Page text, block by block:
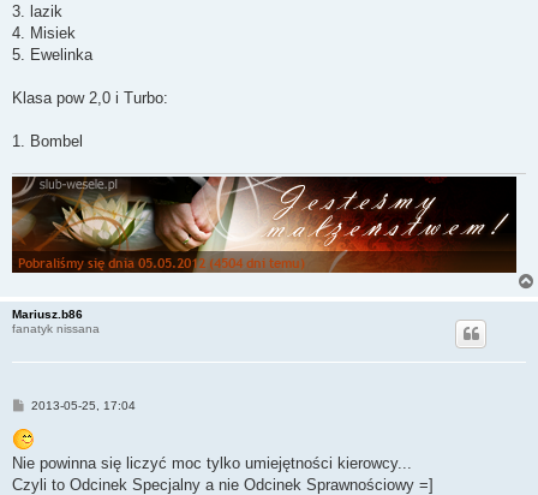
3. lazik
4. Misiek
5. Ewelinka
Klasa pow 2,0 i Turbo:
1. Bombel
Mariusz.b86
fanatyk nissana
P
s
t
2013-05-25, 17:04
Nie powinna się liczyć moc tylko umiejętności kierowcy...
Czyli to Odcinek Specjalny a nie Odcinek Sprawnościowy =]